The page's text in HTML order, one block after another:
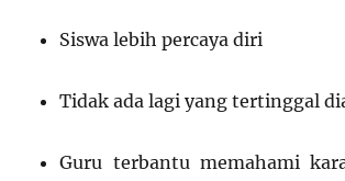
Siswa lebih percaya diri
Tidak ada lagi yang tertinggal
Guru terbantu memahami